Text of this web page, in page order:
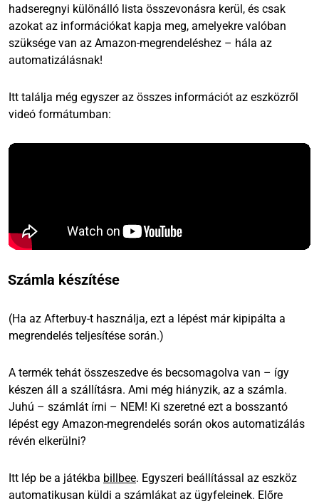
hadseregnyi különálló lista összevonásra kerül, és csak
azokat az információkat kapja meg, amelyekre valóban
szüksége van az Amazon-megrendeléshez – hála az
automatizálásnak!
Itt találja még egyszer az összes információt az eszközről
videó formátumban:
Számla készítése
(Ha az Afterbuy-t használja, ezt a lépést már kipipálta a
megrendelés teljesítése során.)
A termék tehát összeszedve és becsomagolva van – így
készen áll a szállításra. Ami még hiányzik, az a számla.
Juhú – számlát írni – NEM! Ki szeretné ezt a bosszantó
lépést egy Amazon-megrendelés során okos automatizálás
révén elkerülni?
Itt lép be a játékba billbee. Egyszeri beállítással az eszköz
automatikusan küldi a számlákat az ügyfeleinek. Előre